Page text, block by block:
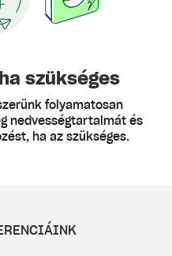
szükséges
folyamatosan
nedvességtartalmát és
ha az szükséges.